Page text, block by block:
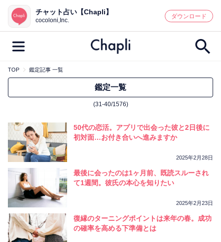
鑑定記事・占い師検索
最新記事一覧
カテゴリー別
鑑定
キーワード別
彼の気持ち 恋の行方 時期
今週の運勢
相性 復縁 連絡
チャット占い【Chapli】
cocoloni,Inc.
ダウンロード
TOP 鑑定記事 一覧
鑑定一覧
(31-40/1576)
50代の恋活。アプリで出会った彼と2日後に
初対面…お付き合いへ進みますか
2025年2月28日
最後に会ったのは1ヶ月前、既読スルーされ
て1週間。彼氏の本心を知りたい
2025年2月23日
復縁のターニングポイントは来年の春。成功
の確率を高める下準備とは